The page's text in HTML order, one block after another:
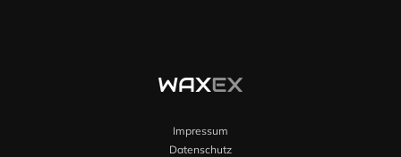
Impressum
Datenschutz